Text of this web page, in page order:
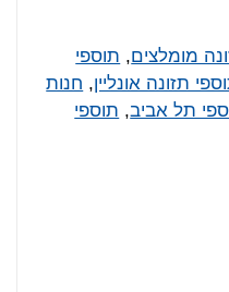
מומלצים, תוספי
תזונה אונליין, חנות
תל אביב, תוספי